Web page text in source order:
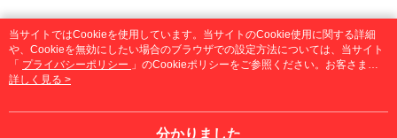
人気タグ
当サイトではCookieを使用しています。当サイトのCookie使用に関する詳細
や、Cookieを無効にしたい場合のブラウザでの設定方法については、当サイト
「 プライバシーポリシー 」のCookieポリシーをご参照ください。お客さま
が、当サイトを引き続き使用される場合、当社がサイト利用規約のCookieポリ
詳しく見る >
分かりました